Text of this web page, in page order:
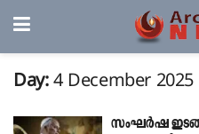
Day: 4 December 2025
സംഘർഷ